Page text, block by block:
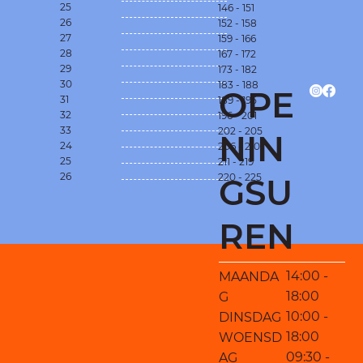
25
26
27
28
29
30
31
32
33
24
25
26
146 - 151
152 - 158
159 - 166
167 - 172
173 - 182
183 - 188
189 - 195
196 - 201
202 - 205
206 - 210
211 - 219
220 - 225
OPE
NIN
GSU
REN
MAANDA
G
DINSDAG
WOENSD
AG
14:00 -
18:00
10:00 -
18:00
09:30 -